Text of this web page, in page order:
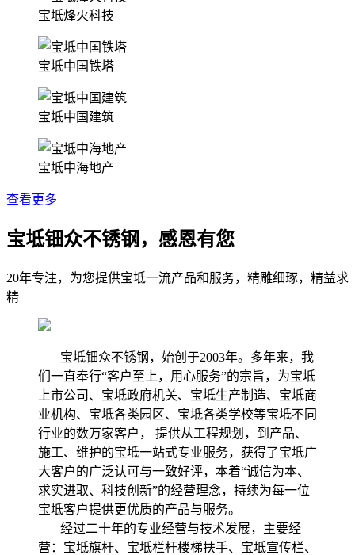
宝坻烽火科技
宝坻中国铁塔
宝坻中国建筑
宝坻中海地产
查看更多
宝坻钿众不锈钢，感恩有您
20年专注，为您提供宝坻一流产品和服务，精雕细琢，精益求
精
宝坻钿众不锈钢，始创于2003年。多年来，我
们一直奉行“客户至上，用心服务”的宗旨，为宝坻
上市公司、宝坻政府机关、宝坻生产制造、宝坻商
业机构、宝坻各类园区、宝坻各类学校等宝坻不同
行业的数万家客户， 提供从工程规划，到产品、
施工、维护的宝坻一站式专业服务，获得了宝坻广
大客户的广泛认可与一致好评，本着“诚信为本、
求实进取、科技创新”的经营理念，持续为每一位
宝坻客户提供更优质的产品与服务。
经过二十年的专业经营与技术发展，主要经
营：宝坻旗杆、宝坻栏杆楼梯扶手、宝坻宣传栏、